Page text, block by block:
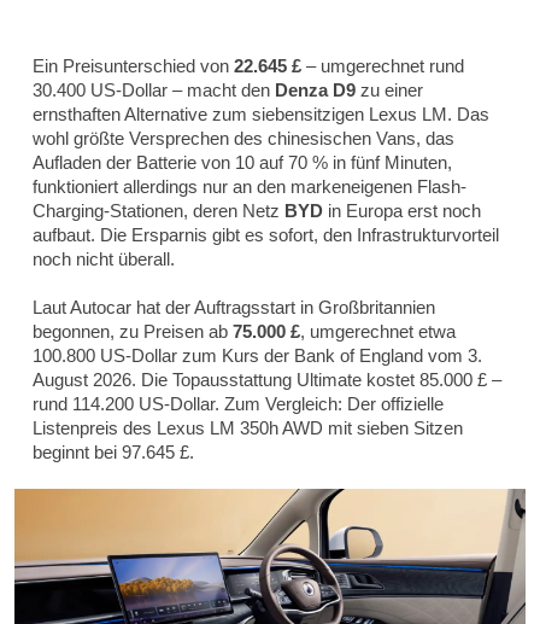
Ein Preisunterschied von 22.645 £ – umgerechnet rund
30.400 US-Dollar – macht den Denza D9 zu einer
ernsthaften Alternative zum siebensitzigen Lexus LM. Das
wohl größte Versprechen des chinesischen Vans, das
Aufladen der Batterie von 10 auf 70 % in fünf Minuten,
funktioniert allerdings nur an den markeneigenen Flash-
Charging-Stationen, deren Netz BYD in Europa erst noch
aufbaut. Die Ersparnis gibt es sofort, den Infrastrukturvorteil
noch nicht überall.
Laut Autocar hat der Auftragsstart in Großbritannien
begonnen, zu Preisen ab 75.000 £, umgerechnet etwa
100.800 US-Dollar zum Kurs der Bank of England vom 3.
August 2026. Die Topausstattung Ultimate kostet 85.000 £ –
rund 114.200 US-Dollar. Zum Vergleich: Der offizielle
Listenpreis des Lexus LM 350h AWD mit sieben Sitzen
beginnt bei 97.645 £.